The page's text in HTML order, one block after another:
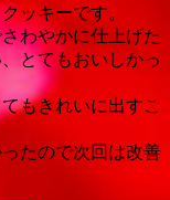
ッキーです。
わやかに仕上げた
とてもおいしかっ
もきれいに出すこ
たので次回は改善